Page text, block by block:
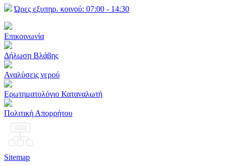
Ώρες εξυπηρ. κοινού: 07:00 - 14:30
Επικοινωνία
Δήλωση Βλάβης
Αναλύσεις νερού
Ερωτηματολόγιο Καταναλωτή
Πολιτική Απορρήτου
Sitemap